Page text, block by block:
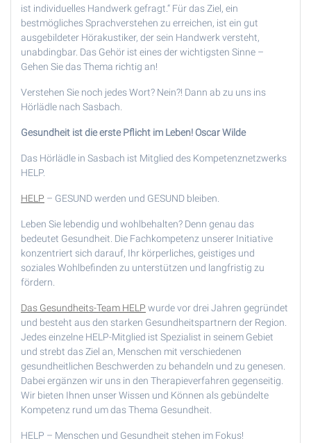
ist individuelles Handwerk gefragt.“ Für das Ziel, ein
bestmögliches Sprachverstehen zu erreichen, ist ein gut
ausgebildeter Hörakustiker, der sein Handwerk versteht,
unabdingbar. Das Gehör ist eines der wichtigsten Sinne –
Gehen Sie das Thema richtig an!
Verstehen Sie noch jedes Wort? Nein?! Dann ab zu uns ins
Hörlädle nach Sasbach.
Gesundheit ist die erste Pflicht im Leben! Oscar Wilde
Das Hörlädle in Sasbach ist Mitglied des Kompetenznetzwerks
HELP.
HELP – GESUND werden und GESUND bleiben.
Leben Sie lebendig und wohlbehalten? Denn genau das
bedeutet Gesundheit. Die Fachkompetenz unserer Initiative
konzentriert sich darauf, Ihr körperliches, geistiges und
soziales Wohlbefinden zu unterstützen und langfristig zu
fördern.
Das Gesundheits-Team HELP wurde vor drei Jahren gegründet
und besteht aus den starken Gesundheitspartnern der Region.
Jedes einzelne HELP-Mitglied ist Spezialist in seinem Gebiet
und strebt das Ziel an, Menschen mit verschiedenen
gesundheitlichen Beschwerden zu behandeln und zu genesen.
Dabei ergänzen wir uns in den Therapieverfahren gegenseitig.
Wir bieten Ihnen unser Wissen und Können als gebündelte
Kompetenz rund um das Thema Gesundheit.
HELP – Menschen und Gesundheit stehen im Fokus!